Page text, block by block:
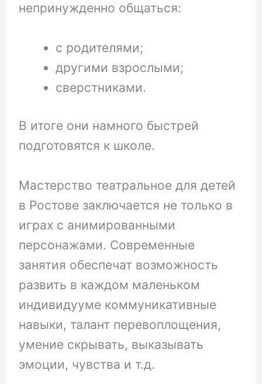
непринужденно общаться:
с родителями;
другими взрослыми;
сверстниками.
В итоге они намного быстрей
подготовятся к школе.
Мастерство театральное для детей
в Ростове заключается не только в
играх с анимированными
персонажами. Современные
занятия обеспечат возможность
развить в каждом маленьком
индивидууме коммуникативные
навыки, талант перевоплощения,
умение скрывать, выказывать
эмоции, чувства и т.д.